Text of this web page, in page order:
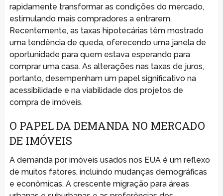
rapidamente transformar as condições do mercado,
estimulando mais compradores a entrarem.
Recentemente, as taxas hipotecárias têm mostrado
uma tendência de queda, oferecendo uma janela de
oportunidade para quem estava esperando para
comprar uma casa. As alterações nas taxas de juros,
portanto, desempenham um papel significativo na
acessibilidade e na viabilidade dos projetos de
compra de imóveis.
O PAPEL DA DEMANDA NO MERCADO
DE IMÓVEIS
A demanda por imóveis usados nos EUA é um reflexo
de muitos fatores, incluindo mudanças demográficas
e econômicas. A crescente migração para áreas